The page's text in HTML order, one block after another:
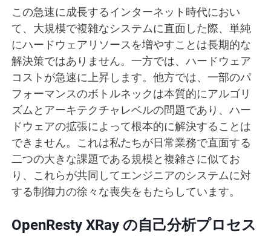
この急速に成長するインターネット時代におい
て、大規模で複雑なシステムに直面した際、単純
にハードウェアリソースを増やすことは長期的な
解決策ではありません。一方では、ハードウェア
コストが急速に上昇します。他方では、一部のパ
フォーマンスのボトルネックは本質的にアルゴリ
ズムとアーキテクチャレベルの問題であり、ハー
ドウェアの拡張によって根本的に解決することは
できません。これは私たちが日常業務で直面する
二つの大きな課題である規模と複雑さに似てお
り、これらが共同してエンジニアのシステムに対
する制御力の徐々な喪失をもたらしています。
OpenResty XRay の自己分析プロセス